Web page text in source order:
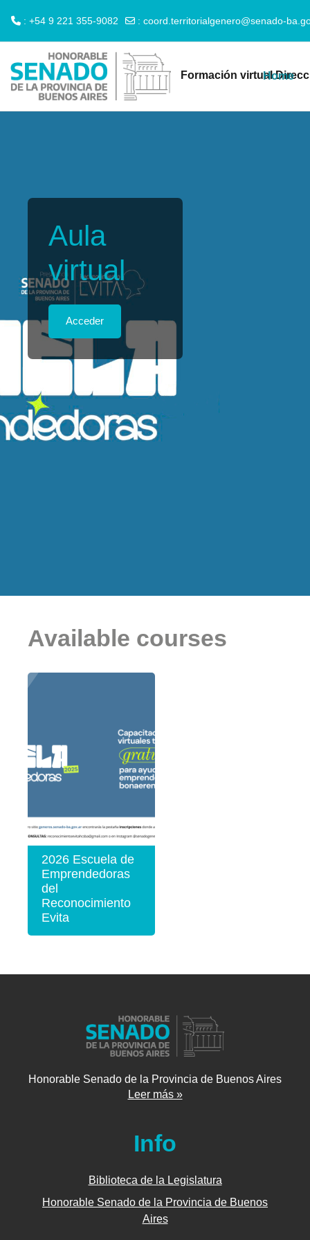
: +54 9 221 355-9082 : coord.territorialgenero@senado-
Formación virtualHome
Aula
virtual
Acceder
Available courses
2026 Escuela de
Emprendedoras
del
Reconocimiento
Evita
Honorable Senado de la Provincia de Buenos Aires
Leer más »
Info
Biblioteca de la Legislatura
Honorable Senado de la Provincia de Buenos
Aires